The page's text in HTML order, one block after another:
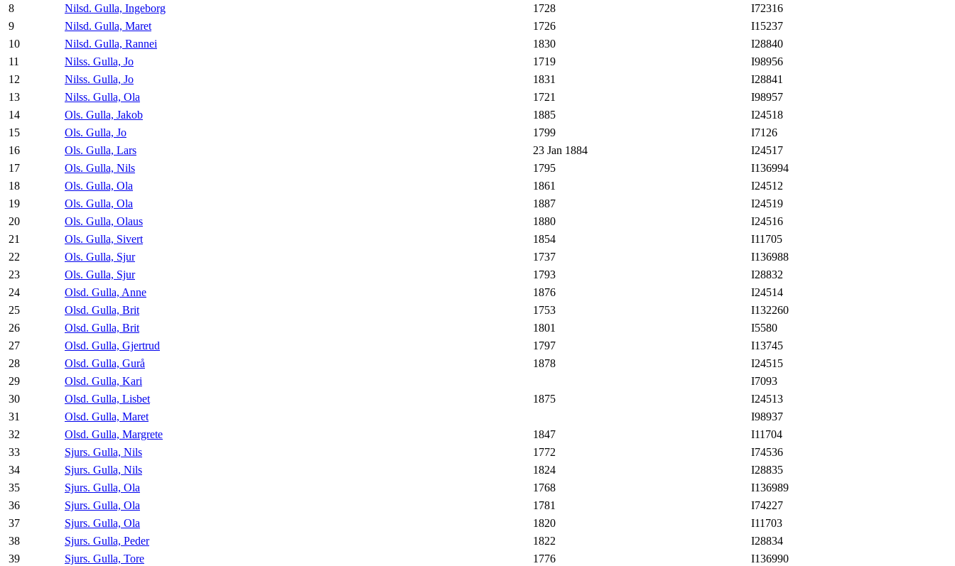
8
Nilsd. Gulla, Ingeborg 1728
I72316
9
Nilsd. Gulla, Maret 1726
I15237
10
Nilsd. Gulla, Rannei 1830
I28840
11
Nilss. Gulla, Jo 1719
I98956
12
Nilss. Gulla, Jo 1831
I28841
13
Nilss. Gulla, Ola 1721
I98957
14
Ols. Gulla, Jakob 1885
I24518
15
Ols. Gulla, Jo 1799
I7126
16
Ols. Gulla, Lars 23 Jan 1884
I24517
17
Ols. Gulla, Nils 1795
I136994
18
Ols. Gulla, Ola 1861
I24512
19
Ols. Gulla, Ola 1887
I24519
20
Ols. Gulla, Olaus 1880
I24516
21
Ols. Gulla, Sivert 1854
I11705
22
Ols. Gulla, Sjur 1737
I136988
23
Ols. Gulla, Sjur 1793
I28832
24
Olsd. Gulla, Anne 1876
I24514
25
Olsd. Gulla, Brit 1753
I132260
26
Olsd. Gulla, Brit 1801
I5580
27
Olsd. Gulla, Gjertrud 1797
I13745
28
Olsd. Gulla, Gurå 1878
I24515
29
Olsd. Gulla, Kari
I7093
30
Olsd. Gulla, Lisbet 1875
I24513
31
Olsd. Gulla, Maret
I98937
32
Olsd. Gulla, Margrete 1847
I11704
33
Sjurs. Gulla, Nils 1772
I74536
34
Sjurs. Gulla, Nils 1824
I28835
35
Sjurs. Gulla, Ola 1768
I136989
36
Sjurs. Gulla, Ola 1781
I74227
37
Sjurs. Gulla, Ola 1820
I11703
38
Sjurs. Gulla, Peder 1822
I28834
39
Sjurs. Gulla, Tore 1776
I136990